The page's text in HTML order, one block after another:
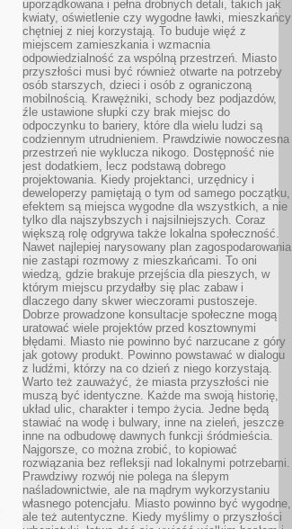
uporządkowana i pełna drobnych detali, takich jak
kwiaty, oświetlenie czy wygodne ławki, mieszkańcy
chętniej z niej korzystają. To buduje więź z
miejscem zamieszkania i wzmacnia
odpowiedzialność za wspólną przestrzeń. Miasto
przyszłości musi być również otwarte na potrzeby
osób starszych, dzieci i osób z ograniczoną
mobilnością. Krawężniki, schody bez podjazdów,
źle ustawione słupki czy brak miejsc do
odpoczynku to bariery, które dla wielu ludzi są
codziennym utrudnieniem. Prawdziwie nowoczesna
przestrzeń nie wyklucza nikogo. Dostępność nie
jest dodatkiem, lecz podstawą dobrego
projektowania. Kiedy projektanci, urzędnicy i
deweloperzy pamiętają o tym od samego początku,
efektem są miejsca wygodne dla wszystkich, a nie
tylko dla najszybszych i najsilniejszych. Coraz
większą rolę odgrywa także lokalna społeczność.
Nawet najlepiej narysowany plan zagospodarowania
nie zastąpi rozmowy z mieszkańcami. To oni
wiedzą, gdzie brakuje przejścia dla pieszych, w
którym miejscu przydałby się plac zabaw i
dlaczego dany skwer wieczorami pustoszeje.
Dobrze prowadzone konsultacje społeczne mogą
uratować wiele projektów przed kosztownymi
błędami. Miasto nie powinno być narzucane z góry
jak gotowy produkt. Powinno powstawać w dialogu
z ludźmi, którzy na co dzień z niego korzystają.
Warto też zauważyć, że miasta przyszłości nie
muszą być identyczne. Każde ma swoją historię,
układ ulic, charakter i tempo życia. Jedne będą
stawiać na wodę i bulwary, inne na zieleń, jeszcze
inne na odbudowę dawnych funkcji śródmieścia.
Najgorsze, co można zrobić, to kopiować
rozwiązania bez refleksji nad lokalnymi potrzebami.
Prawdziwy rozwój nie polega na ślepym
naśladownictwie, ale na mądrym wykorzystaniu
własnego potencjału. Miasto powinno być wygodne,
ale też autentyczne. Kiedy myślimy o przyszłości